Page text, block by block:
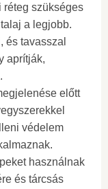
réteg szükséges
a legjobb.
és tavasszal
aprítják,
előtt
védelem
használnak
és tárcsás